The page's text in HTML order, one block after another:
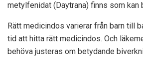
metylfenidat (Daytrana) finns som kan
Rätt medicindos varierar från barn till
tid att hitta rätt medicindos. Och
behöva justeras om betydande